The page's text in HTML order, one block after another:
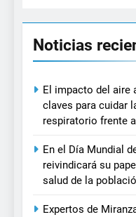
Noticias
El impacto del aire
claves para cuidar
respiratorio frente
En el Día Mundial
reivindicará su
salud de la
Expertos de